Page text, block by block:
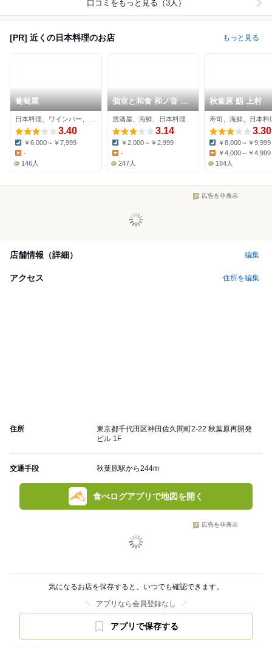
口コミをもっと見る（3人）
[PR] 近くの日本料理のお店 もっと見る
葡萄屋
3.40
Dinner:
￥6,000～￥7,999
-
146人
個室と和食 和ノ音 秋
葉原店
居酒屋、海鮮、日本料理
3.14
Dinner:
￥2,000～￥2,999
-
247人
秋葉原 鮨 上村
寿司、海鮮、日本料
3.30
Dinner:
￥8,000～￥9,999
￥4,000～￥4,999
184人
広告を非表示
店舗情報（詳細） 編集
アクセス 住所を編集
住所
東京都千代田区神田佐久間町2-22 秋葉原再開発
ビル 1F
交通手段 秋葉原駅から244m
食べログアプリで地図を開く
広告を非表示
気になるお店を保存すると、いつでも確認できます。
アプリなら会員登録なし
アプリで保存する